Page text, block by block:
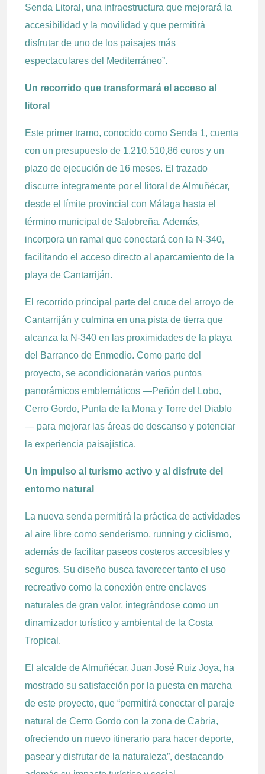
Senda Litoral, una infraestructura que mejorará la
accesibilidad y la movilidad y que permitirá
disfrutar de uno de los paisajes más
espectaculares del Mediterráneo”.
Un recorrido que transformará el acceso al
litoral
Este primer tramo, conocido como Senda 1, cuenta
con un presupuesto de 1.210.510,86 euros y un
plazo de ejecución de 16 meses. El trazado
discurre íntegramente por el litoral de Almuñécar,
desde el límite provincial con Málaga hasta el
término municipal de Salobreña. Además,
incorpora un ramal que conectará con la N-340,
facilitando el acceso directo al aparcamiento de la
playa de Cantarriján.
El recorrido principal parte del cruce del arroyo de
Cantarriján y culmina en una pista de tierra que
alcanza la N-340 en las proximidades de la playa
del Barranco de Enmedio. Como parte del
proyecto, se acondicionarán varios puntos
panorámicos emblemáticos —Peñón del Lobo,
Cerro Gordo, Punta de la Mona y Torre del Diablo
— para mejorar las áreas de descanso y potenciar
la experiencia paisajística.
Un impulso al turismo activo y al disfrute del
entorno natural
La nueva senda permitirá la práctica de actividades
al aire libre como senderismo, running y ciclismo,
además de facilitar paseos costeros accesibles y
seguros. Su diseño busca favorecer tanto el uso
recreativo como la conexión entre enclaves
naturales de gran valor, integrándose como un
dinamizador turístico y ambiental de la Costa
Tropical.
El alcalde de Almuñécar, Juan José Ruiz Joya, ha
mostrado su satisfacción por la puesta en marcha
de este proyecto, que “permitirá conectar el paraje
natural de Cerro Gordo con la zona de Cabria,
ofreciendo un nuevo itinerario para hacer deporte,
pasear y disfrutar de la naturaleza”, destacando